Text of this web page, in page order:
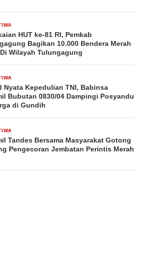
HUT ke-81 RI, Pemkab
Bagikan 10.000 Bendera Merah
Wilayah Tulungagung
Nyata Kepedulian TNI, Babinsa
Bubutan 0830/04 Dampingi Posyandu
di Gundih
Tandes Bersama Masyarakat Gotong
Pengecoran Jembatan Perintis Merah